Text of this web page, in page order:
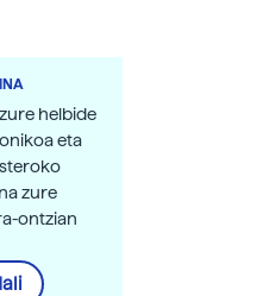
helbide
eta
zure
ontzian